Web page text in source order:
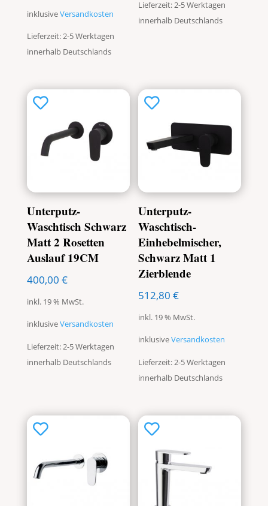
inklusiveVersandkosten
Lieferzeit: 2-5 Werktagen
innerhalb Deutschlands
Lieferzeit: 2-5 Werktagen
innerhalb Deutschlands
Unterputz-
Waschtisch Schwarz
Matt 2 Rosetten
Auslauf 19CM
400,00 €
inkl. 19 % MwSt.
inklusiveVersandkosten
Lieferzeit: 2-5 Werktagen
innerhalb Deutschlands
Unterputz-
Waschtisch-
Einhebelmischer,
Schwarz Matt 1
Zierblende
512,80€
inkl. 19 % MwSt.
inklusiveVersandkosten
Lieferzeit: 2-5 Werktagen
innerhalb Deutschlands